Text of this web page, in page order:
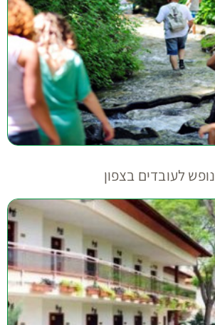
נופש לעובדים בצפון